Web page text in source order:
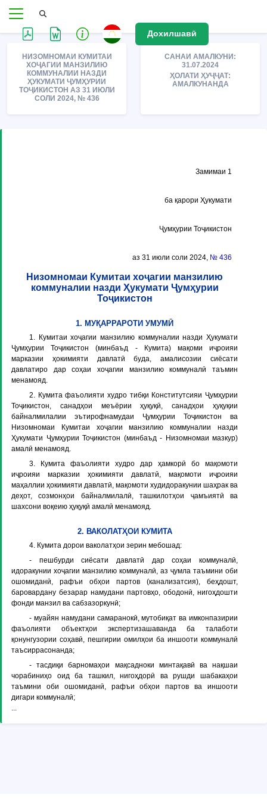
Дохилшавӣ
НИЗОМНОМАИ КУМИТАИ
ХОҶАГИИ МАНЗИЛИЮ
КОММУНАЛИИ НАЗДИ
ҲУКУМАТИ ҶУМҲУРИИ
ТОҶИКИСТОН АЗ 31 ИЮЛИ
СОЛИ 2024, № 436
САНАИ АМАЛКУНИ:
31.07.2024
ҲОЛАТИ ҲУҶҶАТ:
АМАЛКУНАНДА
Замимаи 1
ба қарори Ҳукумати
Ҷумҳурии Тоҷикистон
аз 31 июли соли 2024, № 436
Низомномаи Кумитаи хоҷагии манзилию
коммуналии назди Ҳукумати Ҷумҳурии
Тоҷикистон
1. МУҚАРРАРОТИ УМУМӢ
1. Кумитаи хоҷагии манзилию коммуналии назди Ҳукумати
Ҷумҳурии Тоҷикистон (минбаъд -
Кумита) мақоми иҷроияи
марказии ҳокимияти давлатӣ буда, амалисозии сиёсати
давлатиро дар соҳаи хоҷагии манзилию коммуналӣ таъмин
менамояд.
2. Кумита фаъолияти худро тибқи Конститутсияи Ҷумҳурии
Тоҷикистон, санадҳои меъёрии ҳуқуқӣ, санадҳои ҳуқуқии
байналмилалии эътирофнамудаи Ҷумҳурии Тоҷикистон ва
Низомномаи Кумитаи хоҷагии манзилию коммуналии назди
Ҳукумати Ҷумҳурии Тоҷикистон (минбаъд - Низомномаи мазкур)
амалӣ менамояд.
3. Кумита фаъолияти худро дар ҳамкорӣ бо мақомоти
иҷроияи марказии ҳокимияти давлатӣ, мақомоти иҷроияи
маҳаллии ҳокимияти давлатӣ, мақомоти худидоракунии шаҳрак ва
деҳот, созмонҳои байналмилалӣ, ташкилотҳои ҷамъиятӣ ва
шахсони воқеию ҳуқуқӣ амалӣ менамояд.
2. ВАКОЛАТҲОИ КУМИТА
4. Кумита дорои ваколатҳои зерин мебошад:
- пешбурди сиёсати давлатӣ дар соҳаи коммуналӣ,
идоракунии хоҷагии манзилию коммуналӣ, аз ҷумла таъмини оби
ошомиданӣ, рафъи обҳои партов (канализатсия), беҳдошт,
баровардану безарар намудани партовҳо, ободонӣ, нигоҳдошти
фонди манзил ва сабзазоркунӣ;
- муайян намудани самаранокӣ, мутобиқат ва имконпазирии
фаъолияти объектҳои экспертизашаванда ба талаботи
қонунгузории соҳавӣ, пешгирии омилҳои ба иншооти коммуналӣ
таъсиррасонанда;
- тасдиқи барномаҳои мақсадноки минтақавӣ ва нақшаи
чорабиниҳо оид ба ташкил, нигоҳдорӣ ва рушди шабакаҳои
таъмини оби ошомиданӣ, рафъи обҳои партов ва иншооти
дигари коммуналӣ;
...